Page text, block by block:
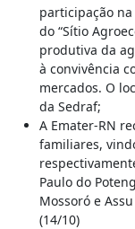
participação na
do “Sítio
produtiva da
à convivência
mercados. O
da Sedraf;
A Emater-RN
familiares,
Paulo do
Mossoró e
(14/10)